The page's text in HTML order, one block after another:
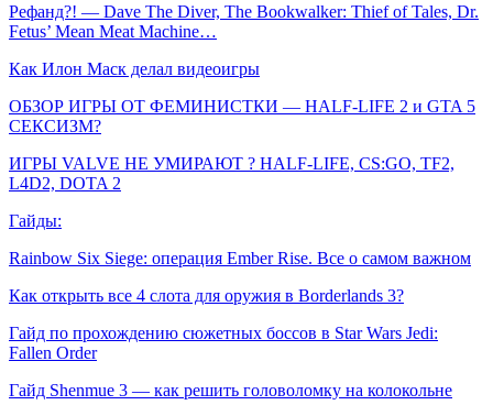
Рефанд?! — Dave The Diver, The Bookwalker: Thief of Tales, Dr.
Fetus’ Mean Meat Machine…
Как Илон Маск делал видеоигры
ОБЗОР ИГРЫ ОТ ФЕМИНИСТКИ — HALF-LIFE 2 и GTA 5
СЕКСИЗМ?
ИГРЫ VALVE НЕ УМИРАЮТ ? HALF-LIFE, CS:GO, TF2,
L4D2, DOTA 2
Гайды:
Rainbow Six Siege: операция Ember Rise. Все о самом важном
Как открыть все 4 слота для оружия в Borderlands 3?
Гайд по прохождению сюжетных боссов в Star Wars Jedi:
Fallen Order
Гайд Shenmue 3 — как решить головоломку на колокольне